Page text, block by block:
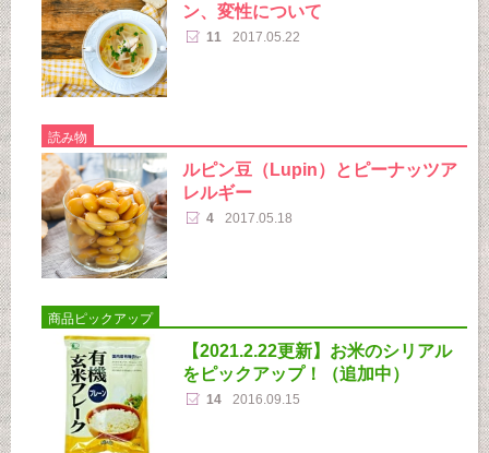
ン、変性について
11 2017.05.22
読み物
ルピン豆（Lupin）とピーナッツア
レルギー
4 2017.05.18
商品ピックアップ
【2021.2.22更新】お米のシリアル
をピックアップ！（追加中）
14 2016.09.15